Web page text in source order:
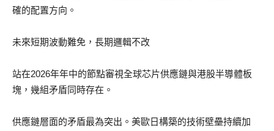
確的配置方向。
未來短期波動難免，長期邏輯不改
站在2026年年中的節點審視全球芯片供應鏈與港股半導體板
塊，幾組矛盾同時存在。
供應鏈層面的矛盾最為突出。美歐日構築的技術壁壘持續加